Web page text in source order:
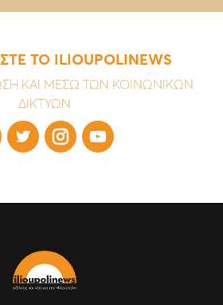
ΤΟ ILIOUPOLINEWS
ΚΑΙ ΜΕΣΩ ΤΩΝ ΚΟΙΝΩΝΙΚΩΝ
ΔΙΚΤΥΩΝ
  